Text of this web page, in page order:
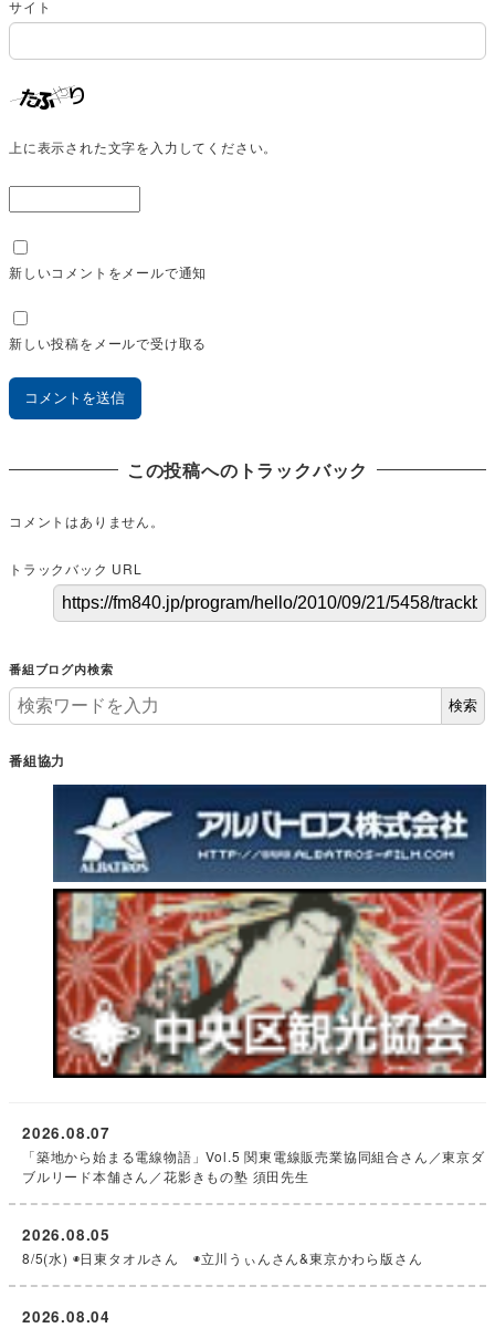
サイト
上に表示された文字を入力してください。
新しいコメントをメールで通知
新しい投稿をメールで受け取る
この投稿へのトラックバック
コメントはありません。
トラックバック URL
番組ブログ内検索
検索
番組協力
「築地から始まる電線物語」Vol.5 関東電線販売業協同組合さん／東京ダ
ブルリード本舗さん／花影きもの塾 須田先生
2026.08.07
8/5(水) ◉日東タオルさん ◉立川うぃんさん&東京かわら版さん
2026.08.05
2026.08.04